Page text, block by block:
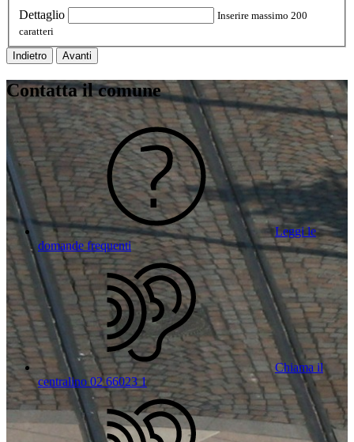
Dettaglio
Inserire massimo 200
caratteri
Indietro Avanti
Contatta il comune
Leggi le
domande frequenti
Chiama il
centralino 02 66023 1